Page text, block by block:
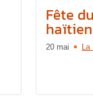
Fête
haïtien
20 mai La